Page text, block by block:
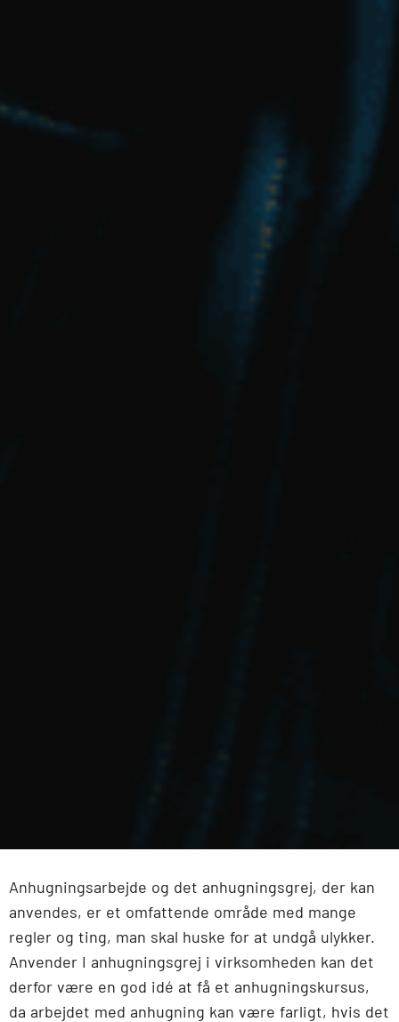
Anhugningsarbejde og det anhugningsgrej, der kan
anvendes, er et omfattende område med mange
regler og ting, man skal huske for at undgå ulykker.
Anvender I anhugningsgrej i virksomheden kan det
derfor være en god idé at få et anhugningskursus,
da arbejdet med anhugning kan være farligt, hvis det